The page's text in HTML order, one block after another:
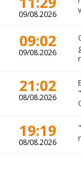
09/08.2026
09:02
09/08.2026
21:02
08/08.2026
19:19
08/08.2026